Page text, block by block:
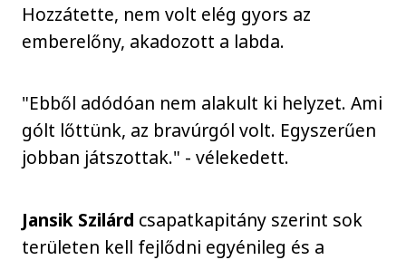
Hozzátette, nem volt elég gyors az
emberelőny, akadozott a labda.
"Ebből adódóan nem alakult ki helyzet. Ami
gólt lőttünk, az bravúrgól volt. Egyszerűen
jobban játszottak." - vélekedett.
Jansik Szilárd csapatkapitány szerint sok
területen kell fejlődni egyénileg és a